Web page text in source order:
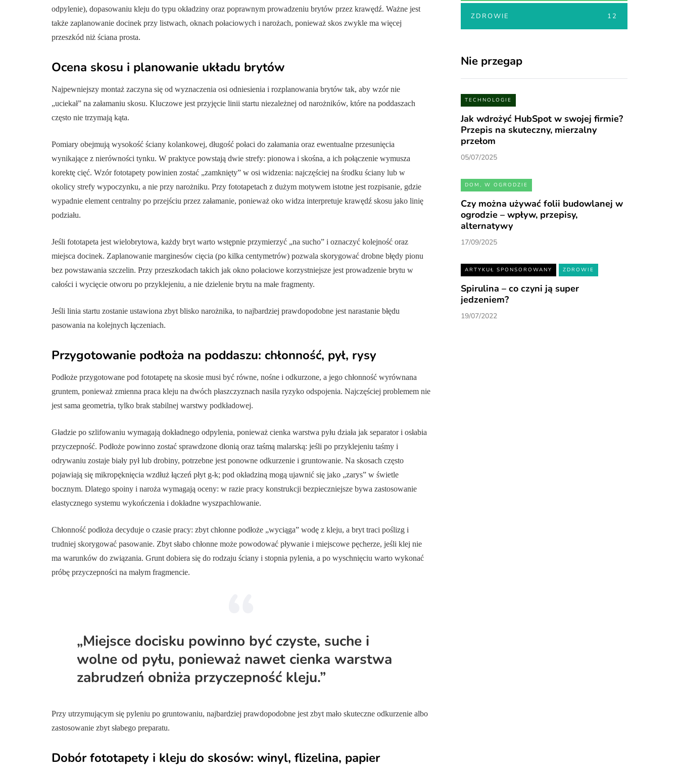
odpylenie), dopasowaniu kleju do typu okładziny oraz poprawnym prowadzeniu brytów przez krawędź. Ważne jest
także zaplanowanie docinek przy listwach, oknach połaciowych i narożach, ponieważ skos zwykle ma więcej
przeszkód niż ściana prosta.
Ocena skosu i planowanie układu brytów
Najpewniejszy montaż zaczyna się od wyznaczenia osi odniesienia i rozplanowania brytów tak, aby wzór nie
„uciekał” na załamaniu skosu. Kluczowe jest przyjęcie linii startu niezależnej od narożników, które na poddaszach
często nie trzymają kąta.
Pomiary obejmują wysokość ściany kolankowej, długość połaci do załamania oraz ewentualne przesunięcia
wynikające z nierówności tynku. W praktyce powstają dwie strefy: pionowa i skośna, a ich połączenie wymusza
korektę cięć. Wzór fototapety powinien zostać „zamknięty” w osi widzenia: najczęściej na środku ściany lub w
okolicy strefy wypoczynku, a nie przy narożniku. Przy fototapetach z dużym motywem istotne jest rozpisanie, gdzie
wypadnie element centralny po przejściu przez załamanie, ponieważ oko widza interpretuje krawędź skosu jako linię
podziału.
Jeśli fototapeta jest wielobrytowa, każdy bryt warto wstępnie przymierzyć „na sucho” i oznaczyć kolejność oraz
miejsca docinek. Zaplanowanie marginesów cięcia (po kilka centymetrów) pozwala skorygować drobne błędy pionu
bez powstawania szczelin. Przy przeszkodach takich jak okno połaciowe korzystniejsze jest prowadzenie brytu w
całości i wycięcie otworu po przyklejeniu, a nie dzielenie brytu na małe fragmenty.
Jeśli linia startu zostanie ustawiona zbyt blisko narożnika, to najbardziej prawdopodobne jest narastanie błędu
pasowania na kolejnych łączeniach.
Przygotowanie podłoża na poddaszu: chłonność, pył, rysy
Podłoże przygotowane pod fototapetę na skosie musi być równe, nośne i odkurzone, a jego chłonność wyrównana
gruntem, ponieważ zmienna praca kleju na dwóch płaszczyznach nasila ryzyko odspojenia. Najczęściej problemem nie
jest sama geometria, tylko brak stabilnej warstwy podkładowej.
Gładzie po szlifowaniu wymagają dokładnego odpylenia, ponieważ cienka warstwa pyłu działa jak separator i osłabia
przyczepność. Podłoże powinno zostać sprawdzone dłonią oraz taśmą malarską: jeśli po przyklejeniu taśmy i
odrywaniu zostaje biały pył lub drobiny, potrzebne jest ponowne odkurzenie i gruntowanie. Na skosach często
pojawiają się mikropęknięcia wzdłuż łączeń płyt g-k; pod okładziną mogą ujawnić się jako „zarys” w świetle
bocznym. Dlatego spoiny i naroża wymagają oceny: w razie pracy konstrukcji bezpieczniejsze bywa zastosowanie
elastycznego systemu wykończenia i dokładne wyszpachlowanie.
Chłonność podłoża decyduje o czasie pracy: zbyt chłonne podłoże „wyciąga” wodę z kleju, a bryt traci poślizg i
trudniej skorygować pasowanie. Zbyt słabo chłonne może powodować pływanie i miejscowe pęcherze, jeśli klej nie
ma warunków do związania. Grunt dobiera się do rodzaju ściany i stopnia pylenia, a po wyschnięciu warto wykonać
próbę przyczepności na małym fragmencie.
„Miejsce docisku powinno być czyste, suche i
wolne od pyłu, ponieważ nawet cienka warstwa
zabrudzeń obniża przyczepność kleju.”
Przy utrzymującym się pyleniu po gruntowaniu, najbardziej prawdopodobne jest zbyt mało skuteczne odkurzenie albo
zastosowanie zbyt słabego preparatu.
Dobór fototapety i kleju do skosów: winyl, flizelina, papier
ZDROWIE 12
Nie przegap
TECHNOLOGIE
Jak wdrożyć HubSpot w swojej firmie?
Przepis na skuteczny, mierzalny
przełom
05/07/2025
DOM, W OGRODZIE
Czy można używać folii budowlanej w
ogrodzie – wpływ, przepisy,
alternatywy
17/09/2025
ARTYKUŁ SPONSOROWANY ZDROWIE
Spirulina – co czyni ją super
jedzeniem?
19/07/2022